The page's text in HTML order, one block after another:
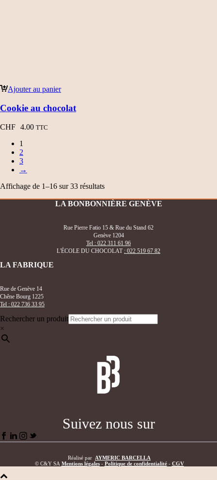
Ajouter au panier
Cookie au chocolat
CHF 4.00 TTC
1
2
3
→
Affichage de 1–16 sur 33 résultats
LA BONBONNIÈRE GENÈVE
Rue Pierre Fatio 15 & Rue du Stand 62
Genève 1204
Tel : 022 311 61 96
L'ÉCOLE DU CHOCOLAT : 022 519 67 82
LA FABRIQUE
Rue de Genève 14
Chêne Bourg 1225
Tel : 022 736 33 95
Rechercher un produit
×
Suivez nous sur
Réalisé par AYMERIC BARCELLA
© C&Y SA Mentions légales- Politique de confidentialité- CGV